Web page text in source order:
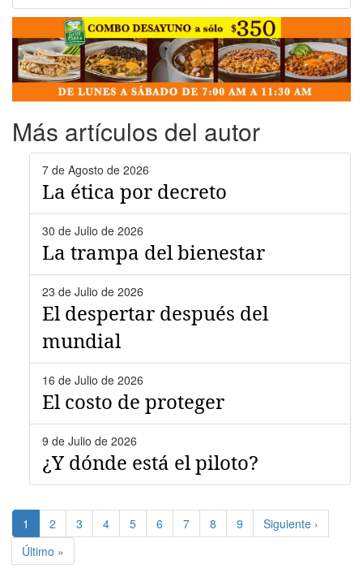
Más artículos del autor
7 de Agosto de 2026
La ética por decreto
30 de Julio de 2026
La trampa del bienestar
23 de Julio de 2026
El despertar después del
mundial
16 de Julio de 2026
El costo de proteger
9 de Julio de 2026
¿Y dónde está el piloto?
Paginación
Página
actual
1 Page
2 Page
3 Page
4 Page
5 Page
6 Page
7 Page
8 Page
9
Siguiente
página
Siguiente ›
Última
página
Último »